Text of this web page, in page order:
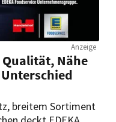
Anzeige
Qualität, Nähe
breitem Sortiment